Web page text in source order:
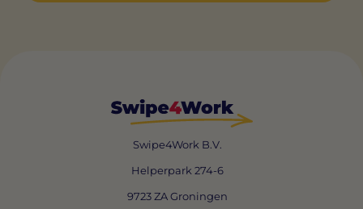
Swipe4Work B.V.
Helperpark 274-6
9723 ZA Groningen